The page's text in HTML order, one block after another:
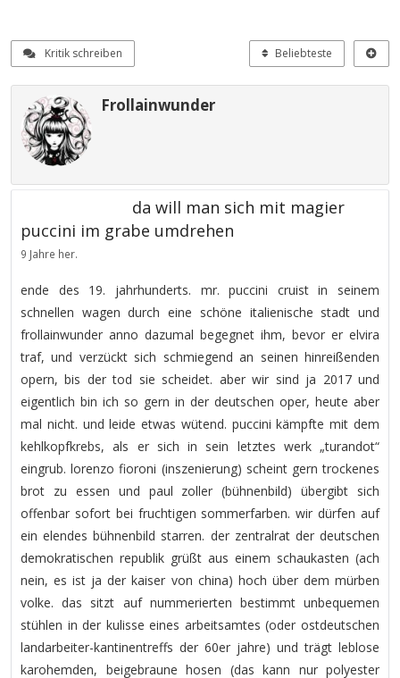
Kritik schreiben Beliebteste
Frollainwunder
da will man sich mit magier
puccini im grabe umdrehen
9 Jahre her.
ende des 19. jahrhunderts. mr. puccini cruist in seinem
schnellen wagen durch eine schöne italienische stadt und
frollainwunder anno dazumal begegnet ihm, bevor er elvira
traf, und verzückt sich schmiegend an seinen hinreißenden
opern, bis der tod sie scheidet. aber wir sind ja 2017 und
eigentlich bin ich so gern in der deutschen oper, heute aber
mal nicht. und leide etwas wütend. puccini kämpfte mit dem
kehlkopfkrebs, als er sich in sein letztes werk „turandot“
eingrub. lorenzo fioroni (inszenierung) scheint gern trockenes
brot zu essen und paul zoller (bühnenbild) übergibt sich
offenbar sofort bei fruchtigen sommerfarben. wir dürfen auf
ein elendes bühnenbild starren. der zentralrat der deutschen
demokratischen republik grüßt aus einem schaukasten (ach
nein, es ist ja der kaiser von china) hoch über dem mürben
volke. das sitzt auf nummerierten bestimmt unbequemen
stühlen in der kulisse eines arbeitsamtes (oder ostdeutschen
landarbeiter-kantinentreffs der 60er jahre) und trägt leblose
karohemden, beigebraune hosen (das kann nur polyester